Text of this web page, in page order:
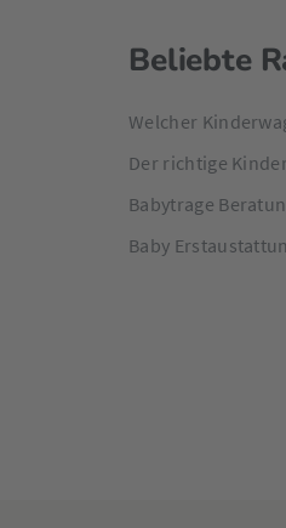
Beliebte
Welcher
Der richtige
Babytrage
Baby